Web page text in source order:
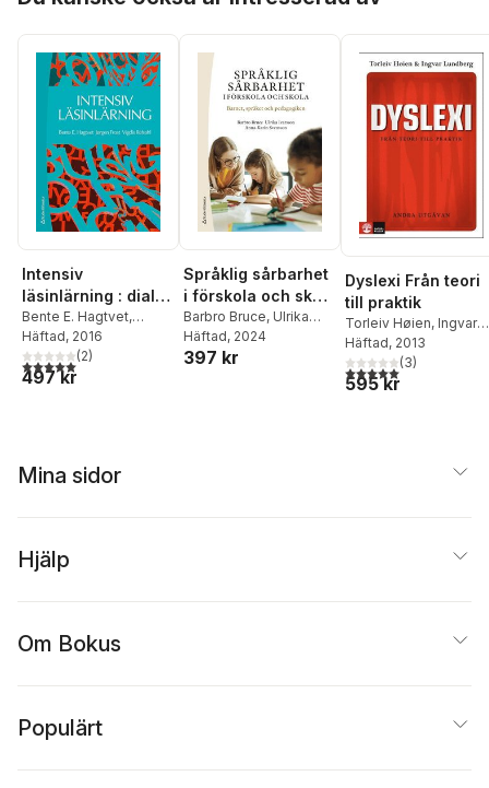
Intensiv
läsinlärning : dialog
och bemästrande
när läsningen har
låst sig
Bente E. Hagtvet,
Jørgen Frost
Refsahl
Häftad, 2016
5,0utav 5 stjärnor. Totalt antal röster:
(2)
497 kr
Språklig sårbarhet
i förskola och skola
: barnet, språket
och pedagogiken
Barbro Bruce, Ulrika
Ivarsson,Anna-Karin
Svensson
Häftad, 2024
397 kr
Dyslexi Från teori
till praktik
Torleiv Høien, Ingvar
Lundberg
Häftad, 2013
5,0utav 5 stjärnor.
(3)
595 kr
Mina sidor
Hjälp
Om Bokus
Populärt